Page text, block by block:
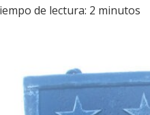
de lectura: 2 minutos